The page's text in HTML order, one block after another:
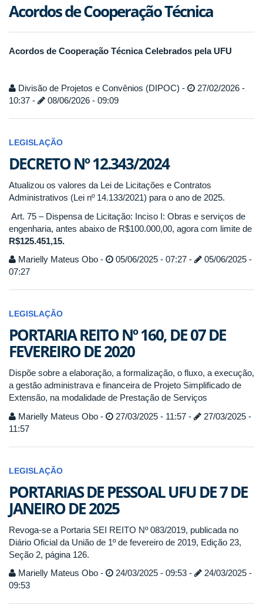
Acordos de Cooperação Técnica
Acordos de Cooperação Técnica Celebrados pela UFU
Divisão de Projetos e Convênios (DIPOC) -
27/02/2026 -
10:37 -
08/06/2026 - 09:09
LEGISLAÇÃO
DECRETO Nº 12.343/2024
Atualizou os valores da Lei de Licitações e Contratos
Administrativos (Lei nº 14.133/2021) para o ano de 2025.
Art. 75 – Dispensa de Licitação: Inciso I: Obras e serviços de
engenharia, antes abaixo de R$100.000,00, agora com limite de
R$125.451,15.
Marielly Mateus Obo -
05/06/2025 - 07:27 -
05/06/2025 -
07:27
LEGISLAÇÃO
PORTARIA REITO Nº 160, DE 07 DE
FEVEREIRO DE 2020
Dispõe sobre a elaboração, a formalização, o fluxo, a execução,
a gestão administrava e financeira de Projeto Simplificado de
Extensão, na modalidade de Prestação de Serviços
Marielly Mateus Obo -
27/03/2025 - 11:57 -
27/03/2025 -
11:57
LEGISLAÇÃO
PORTARIAS DE PESSOAL UFU DE 7 DE
JANEIRO DE 2025
Revoga-se a Portaria SEI REITO Nº 083/2019, publicada no
Diário Oficial da União de 1º de fevereiro de 2019, Edição 23,
Seção 2, página 126.
Marielly Mateus Obo -
24/03/2025 - 09:53 -
24/03/2025 -
09:53